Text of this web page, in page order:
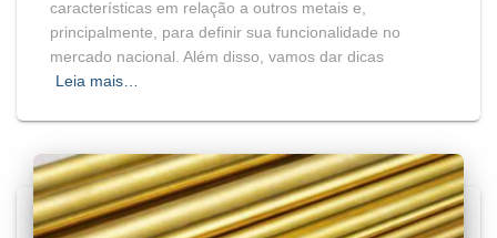
características em relação a outros metais e,
principalmente, para definir sua funcionalidade no
mercado nacional. Além disso, vamos dar dicas
Leia mais…